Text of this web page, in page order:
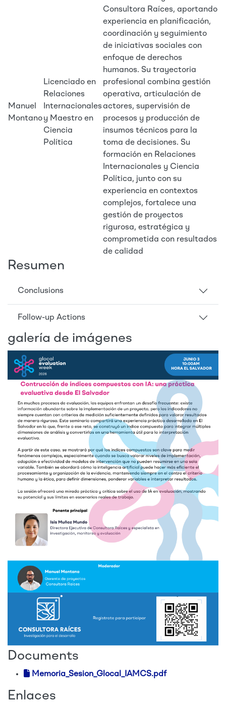
Manuel
Montano
Licenciado en
Relaciones
Internacionales
y Maestro en
Ciencia
Política
Consultora Raíces, aportando
experiencia en planificación,
coordinación y seguimiento
de iniciativas sociales con
enfoque de derechos
humanos. Su trayectoria
profesional combina gestión
operativa, articulación de
actores, supervisión de
procesos y producción de
insumos técnicos para la
toma de decisiones. Su
formación en Relaciones
Internacionales y Ciencia
Política, junto con su
experiencia en contextos
complejos, fortalece una
gestión de proyectos
rigurosa, estratégica y
comprometida con resultados
de calidad
Resumen
Conclusions
Follow-up Actions
galería de imágenes
Documents
Memoria_Sesion_Glocal_IAMCS.pdf
Enlaces